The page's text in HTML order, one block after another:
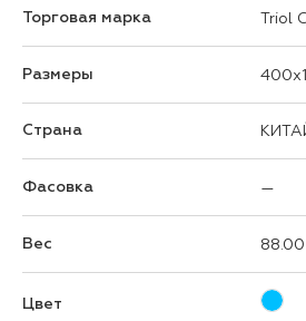
Торговая марка Triol
Размеры
Страна
Фасовка —
Вес 88.00
Цвет